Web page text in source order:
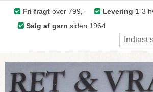
Fri fragtover 799,- Levering 1-3
Salg af garn siden 1964